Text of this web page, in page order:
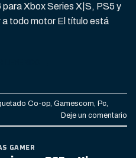
Xbox Series X|S, PS5 y
todo motor El título está
Co-op Gamescom Pc
Deje un comentario
GAMER